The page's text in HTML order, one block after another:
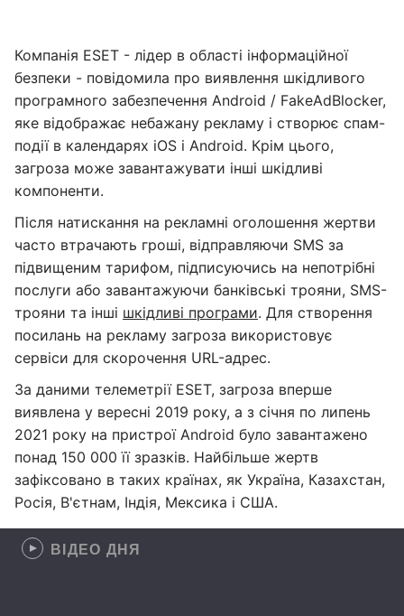
Компанія ESET - лідер в області інформаційної
безпеки - повідомила про виявлення шкідливого
програмного забезпечення Android / FakeAdBlocker,
яке відображає небажану рекламу і створює спам-
події в календарях iOS і Android. Крім цього,
загроза може завантажувати інші шкідливі
компоненти.
Після натискання на рекламні оголошення жертви
часто втрачають гроші, відправляючи SMS за
підвищеним тарифом, підписуючись на непотрібні
послуги або завантажуючи банківські трояни, SMS-
трояни та інші шкідливі програми. Для створення
посилань на рекламу загроза використовує
сервіси для скорочення URL-адрес.
За даними телеметрії ESET, загроза вперше
виявлена у вересні 2019 року, а з січня по липень
2021 року на пристрої Android було завантажено
понад 150 000 її зразків. Найбільше жертв
зафіксовано в таких країнах, як Україна, Казахстан,
Росія, В'єтнам, Індія, Мексика і США.
ВІДЕО ДНЯ